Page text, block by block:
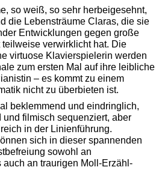
so weiß, so sehr herbeigesehnt,
die Lebensträume Claras, die sie
Entwicklungen gegen große
verwirklicht hat. Die
virtuose Klavierspielerin werden
zum ersten Mal auf ihre leibliche
– es kommt zu einem
nicht zu überbieten ist.
beklemmend und eindringlich,
und filmisch sequenziert, aber
in der Linienführung.
sich in dieser spannenden
sowohl an
an traurigen Moll-Erzähl-